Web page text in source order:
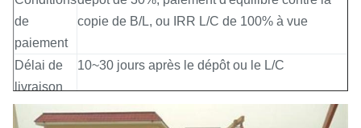
de
paiement
copie de B/L, ou IRR L/C de 100% à vue
Délai de
livraison
10~30 jours après le dépôt ou le L/C